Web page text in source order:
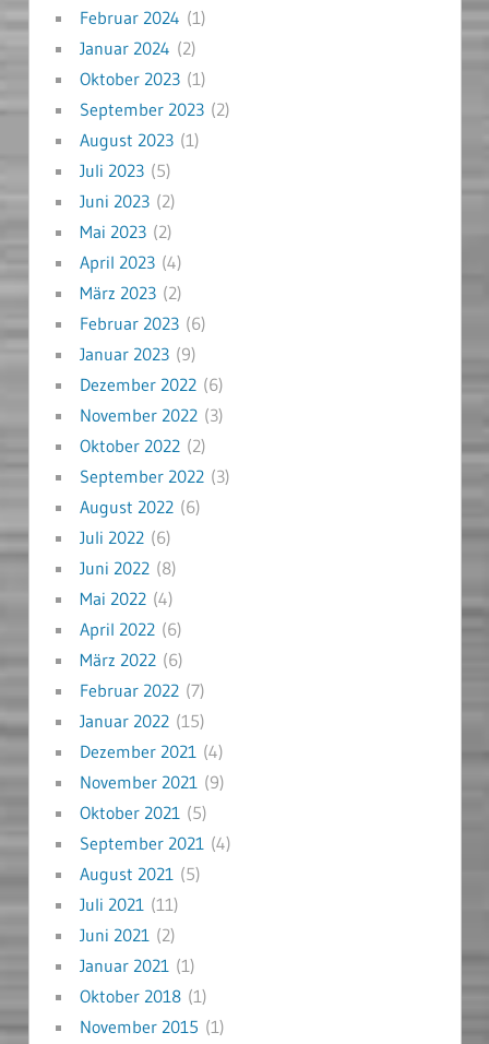
Februar 2024 (1)
Januar 2024 (2)
Oktober 2023(1)
September 2023(2)
August 2023(1)
Juli 2023(5)
Juni 2023(2)
Mai 2023(2)
April 2023(4)
März 2023(2)
Februar 2023(6)
Januar 2023(9)
Dezember 2022(6)
November 2022(3)
Oktober 2022(2)
September 2022(3)
August 2022(6)
Juli 2022(6)
Juni 2022(8)
Mai 2022(4)
April 2022(6)
März 2022(6)
Februar 2022(7)
Januar 2022(15)
Dezember 2021 (4)
November 2021 (9)
Oktober 2021 (5)
September 2021 (4)
August 2021 (5)
Juli 2021 (11)
Juni 2021 (2)
Januar 2021 (1)
Oktober 2018(1)
November 2015 (1)